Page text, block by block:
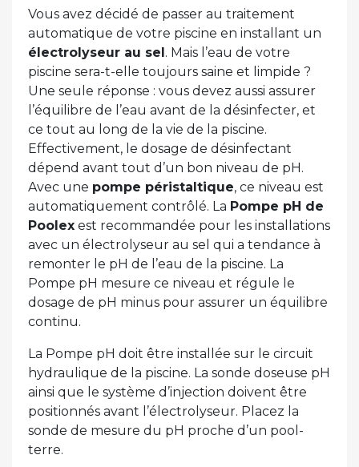
Vous avez décidé de passer au traitement
automatique de votre piscine en installant un
électrolyseur au sel . Mais l’eau de votre
piscine sera-t-elle toujours saine et limpide ?
Une seule réponse : vous devez aussi assurer
l’équilibre de l’eau avant de la désinfecter, et
ce tout au long de la vie de la piscine.
Effectivement, le dosage de désinfectant
dépend avant tout d’un bon niveau de pH.
Avec une pompe péristaltique, ce niveau est
automatiquement contrôlé. La Pompe pH de
Poolex est recommandée pour les installations
avec un électrolyseur au sel qui a tendance à
remonter le pH de l’eau de la piscine. La
Pompe pH mesure ce niveau et régule le
dosage de pH minus pour assurer un équilibre
continu.
La Pompe pH doit être installée sur le circuit
hydraulique de la piscine. La sonde doseuse pH
ainsi que le système d’injection doivent être
positionnés avant l’électrolyseur. Placez la
sonde de mesure du pH proche d’un pool-
terre.